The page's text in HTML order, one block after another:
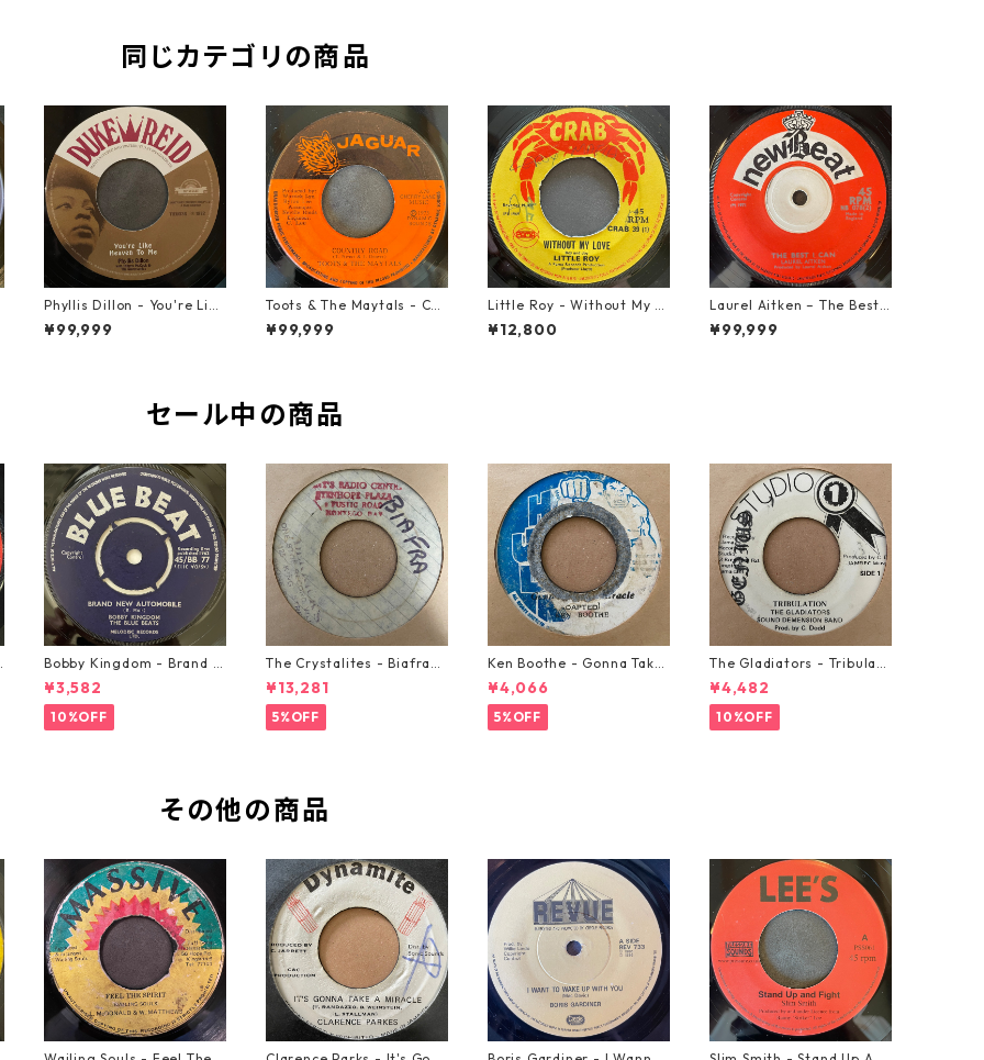
同じカテゴリの商品
Phyllis Dillon - You're Like
Heaven To Me【7-21913】
¥99,999
Toots & The Maytals - Cou
ntry Road【7-21951】
¥99,999
Little Roy - Without My L
ove【7-21990】
¥12,800
Laurel Aitken ‎– The Best I
Can【7-22012】
¥99,999
セール中の商品
Bobby Kingdom - Brand N
ew Automobile【7-2088
9】
¥3,582
10%OFF
The Crystalites - Biafra
【7-21293】
¥13,281
5%OFF
Ken Boothe - Gonna Take
A Miracle【7-21362】
¥4,066
5%OFF
The Gladiators - Tribulati
on【7-21365】
¥4,482
10%OFF
その他の商品